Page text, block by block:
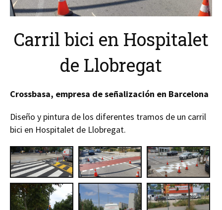
Carril bici en Hospitalet
de Llobregat
Crossbasa, empresa de señalización en Barcelona
Diseño y pintura de los diferentes tramos de un carril
bici en Hospitalet de Llobregat.